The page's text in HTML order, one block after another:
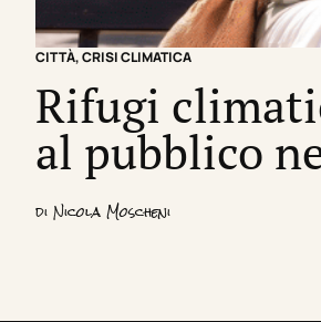
CITTÀ,CRISI CLIMATICA
Rifugi
al pubblico
di Nicola Moscheni